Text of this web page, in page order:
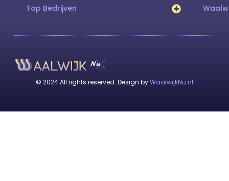
Top Bedrijven
© 2024 All rights reserved. Design byWaalwijkNu.nl